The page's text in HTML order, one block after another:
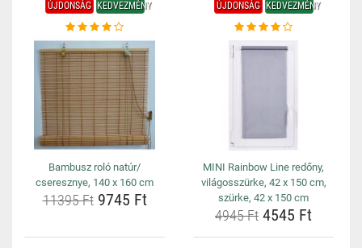
ÚJDONSÁG KEDVEZMÉNY
Bambusz roló natúr/
cseresznye, 140 x 160 cm
11395 Ft9745 Ft
ÚJDONSÁG KEDVEZMÉNY
MINI Rainbow Line redőny,
világosszürke, 42 x 150 cm,
szürke, 42 x 150 cm
4945 Ft 4545 Ft